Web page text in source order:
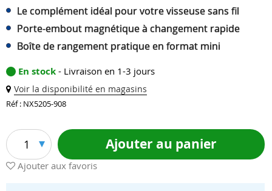
Le complément idéal pour votre visseuse sans fil
Porte-embout magnétique à changement rapide
Boîte de rangement pratique en format mini
En stock - Livraison en 1-3 jours
Voir la disponibilité en magasins
Réf : NX5205-908
1 Ajouter au panier
Ajouter aux favoris